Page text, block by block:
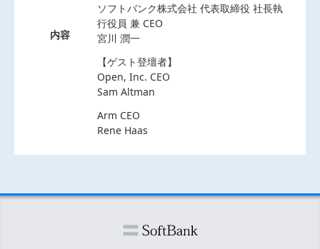
内容
ソフトバンク株式会社 代表取締役 社長執
行役員 兼 CEO
宮川 潤一
【ゲスト登壇者】
Open, Inc. CEO
Sam Altman
Arm CEO
Rene Haas